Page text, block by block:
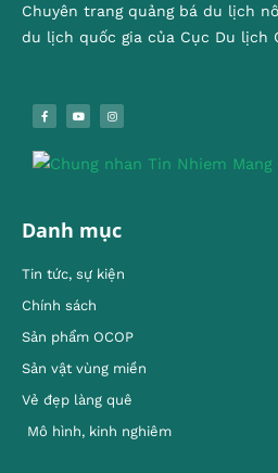
Chuyên trang quảng bá du lịch
du lịch quốc gia của Cục Du lịch
Danh mục
Tin tức, sự kiện
Chính sách
Sản phẩm OCOP
Sản vật vùng miền
Vẻ đẹp làng quê
Mô hình, kinh nghiêm